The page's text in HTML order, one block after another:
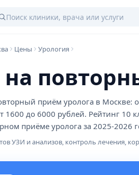
Цены Урология
приём уролога в Москве:
1600 до 6000 рублей. Рейтинг 10
приёме уролога за 2025-2026
УЗИ и анализов, контроль лечения,